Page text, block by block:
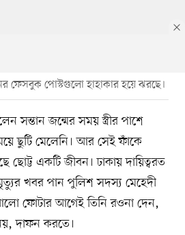
ফেসবুক পোস্টগুলো হাহাকার হয়ে ঝরছে।
সন্তান জন্মের সময় স্ত্রীর পাশে
ছুটি মেলেনি। আর সেই ফাঁকে
ছোট্ট একটি জীবন। ঢাকায় দায়িত্বরত
খবর পান পুলিশ সদস্য মেহেদী
ফোটার আগেই তিনি রওনা দেন,
দাফন করতে।